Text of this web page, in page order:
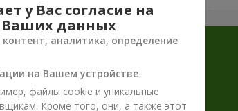
у Вас согласие на
Ваших данных
аналитика, определение
на Вашем устройстве
файлы cookie и уникальные
Кроме того, они, а также этот